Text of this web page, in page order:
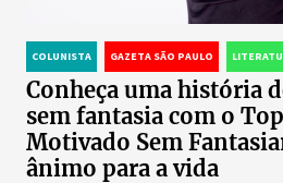
COLUNISTA GAZETA SÃO PAULO
Conheça uma história
sem fantasia com o
Motivado Sem
ânimo para a vida